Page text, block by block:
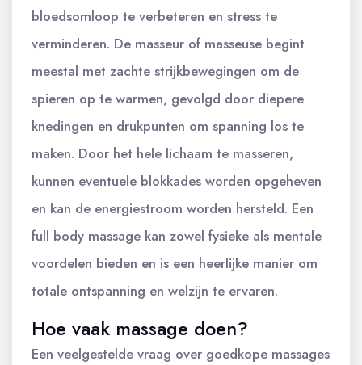
bloedsomloop te verbeteren en stress te
verminderen. De masseur of masseuse begint
meestal met zachte strijkbewegingen om de
spieren op te warmen, gevolgd door diepere
knedingen en drukpunten om spanning los te
maken. Door het hele lichaam te masseren,
kunnen eventuele blokkades worden opgeheven
en kan de energiestroom worden hersteld. Een
full body massage kan zowel fysieke als mentale
voordelen bieden en is een heerlijke manier om
totale ontspanning en welzijn te ervaren.
Hoe vaak massage doen?
Een veelgestelde vraag over goedkope massages